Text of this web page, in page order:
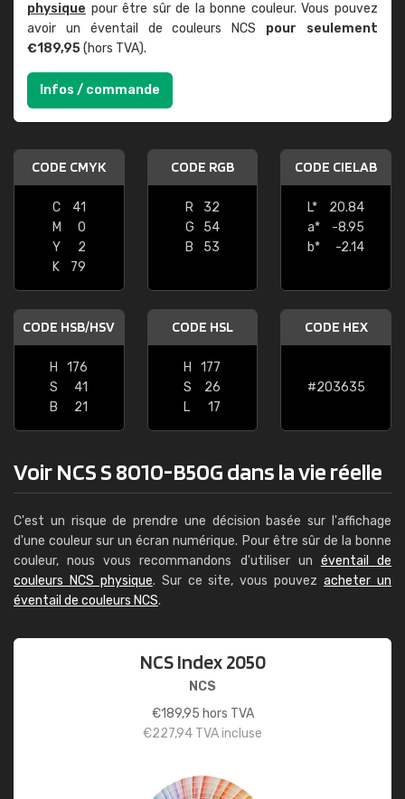
physique pour être sûr de la bonne couleur. Vous pouvez
avoir un éventail de couleurs NCS pour seulement
€189,95(hors TVA).
Infos / commande
CODE CMYK
C
41
M
0
Y
2
K
79
CODE RGB
R
32
G
54
B
53
CODE CIELAB
L*
20.84
a*
-8.95
b*
-2.14
CODE HSB/HSV
H
176
S
41
B
21
CODE HSL
H
177
S
26
L
17
CODE HEX
#203635
Voir NCS S 8010-B50G dans la vie réelle
C'est un risque de prendre une décision basée sur l'affichage
d'une couleur sur un écran numérique. Pour être sûr de la bonne
couleur, nous vous recommandons d'utiliser un éventail de
couleurs NCS physique. Sur ce site, vous pouvezacheter un
éventail de couleurs NCS.
NCS Index 2050
NCS
€189,95 hors TVA
€227,94 TVA incluse